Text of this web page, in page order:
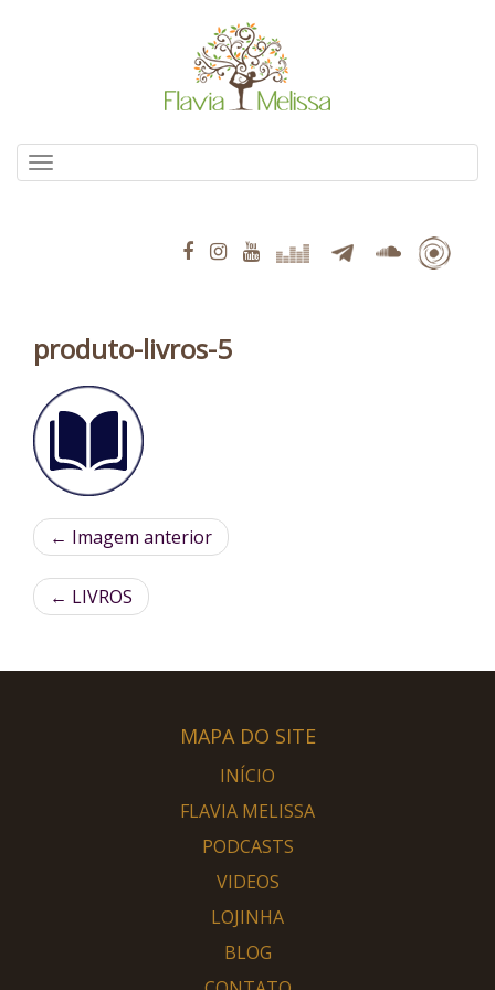
produto-livros-5
← Imagem anterior
← LIVROS
MAPA DO SITE
INÍCIO
FLAVIA MELISSA
PODCASTS
VIDEOS
LOJINHA
BLOG